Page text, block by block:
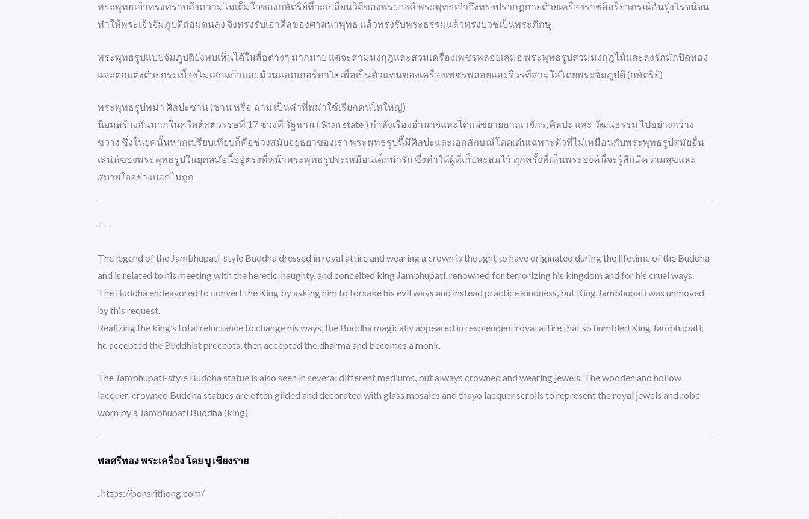
พระพุทธเจ้าทรงทราบถึงความไม่เต็มใจของกษัตริย์ที่จะเปลี่ยนวิถีของพระองค์ พระพุทธเจ้าจึงทรงปรากฏกายด้วยเครื่องราชอิสริยาภรณ์อันรุ่งโรจน์จน
ทำให้พระเจ้าจัมภูปติถ่อมตนลง จึงทรงรับเอาศีลของศาสนาพุทธ แล้วทรงรับพระธรรมแล้วทรงบวชเป็นพระภิกษุ
พระพุทธรูปแบบจัมภูปติยังพบเห็นได้ในสื่อต่างๆ มากมาย แต่จะสวมมงกุฎและสวมเครื่องเพชรพลอยเสมอ พระพุทธรูปสวมมงกุฎไม้และลงรักมักปิดทอง
และตกแต่งด้วยกระเบื้องโมเสกแก้วและม้วนแลคเกอร์ทาโยเพื่อเป็นตัวแทนของเครื่องเพชรพลอยและจีวรที่สวมใส่โดยพระจัมภูปตี (กษัตริย์)
พระพุทธรูปพม่า ศิลปะชาน (ชาน หรือ ฉาน เป็นคำที่พม่าใช้เรียกคนไทใหญ่)
นิยมสร้างกันมากในคริสต์ศตวรรษที่ 17 ช่วงที่ รัฐฉาน ( Shan state ) กำลังเรืองอำนาจและได้แผ่ขยายอาณาจักร, ศิลปะ และ วัฒนธรรม ไปอย่างกว้าง
ขวาง ซึ่งในยุคนั้นหากเปรียบเทียบก็คือช่วงสมัยอยุธยาของเรา พระพุทธรูปนี้มีศิลปะและเอกลักษณ์โดดเด่นเฉพาะตัวที่ไม่เหมือนกับพระพุทธรูปสมัยอื่น
เสน่ห์ของพระพุทธรูปในยุคสมัยนี้อยู่ตรงที่หน้าพระพุทธรูปจะเหมือนเด็กน่ารัก ซึ่งทำให้ผู้ที่เก็บสะสมไว้ ทุกครั้งที่เห็นพระองค์นี้จะรู้สึกมีความสุขและ
สบายใจอย่างบอกไม่ถูก
—–
The legend of the Jambhupati-style Buddha dressed in royal attire and wearing a crown is thought to have originated during the lifetime of the Buddha
and is related to his meeting with the heretic, haughty, and conceited king Jambhupati, renowned for terrorizing his kingdom and for his cruel ways.
The Buddha endeavored to convert the King by asking him to forsake his evil ways and instead practice kindness, but King Jambhupati was unmoved
by this request.
Realizing the king’s total reluctance to change his ways, the Buddha magically appeared in resplendent royal attire that so humbled King Jambhupati,
he accepted the Buddhist precepts, then accepted the dharma and becomes a monk.
The Jambhupati-style Buddha statue is also seen in several different mediums, but always crowned and wearing jewels. The wooden and hollow
lacquer-crowned Buddha statues are often gilded and decorated with glass mosaics and thayo lacquer scrolls to represent the royal jewels and robe
worn by a Jambhupati Buddha (king).
พลศรีทอง พระเครื่อง โดย บู เชียงราย
. https://ponsrithong.com/